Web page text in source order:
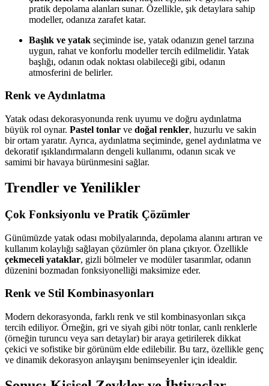
pratik depolama alanları sunar. Özellikle, şık detaylara sahip
modeller, odanıza zarafet katar.
Başlık ve yatak seçiminde ise, yatak odanızın genel tarzına
uygun, rahat ve konforlu modeller tercih edilmelidir. Yatak
başlığı, odanın odak noktası olabileceği gibi, odanın
atmosferini de belirler.
Renk ve Aydınlatma
Yatak odası dekorasyonunda renk uyumu ve doğru aydınlatma
büyük rol oynar. Pastel tonlar ve doğal renkler, huzurlu ve sakin
bir ortam yaratır. Ayrıca, aydınlatma seçiminde, genel aydınlatma ve
dekoratif ışıklandırmaların dengeli kullanımı, odanın sıcak ve
samimi bir havaya bürünmesini sağlar.
Trendler ve Yenilikler
Çok Fonksiyonlu ve Pratik Çözümler
Günümüzde yatak odası mobilyalarında, depolama alanını artıran ve
kullanım kolaylığı sağlayan çözümler ön plana çıkıyor. Özellikle
çekmeceli yataklar, gizli bölmeler ve modüler tasarımlar, odanın
düzenini bozmadan fonksiyonelliği maksimize eder.
Renk ve Stil Kombinasyonları
Modern dekorasyonda, farklı renk ve stil kombinasyonları sıkça
tercih ediliyor. Örneğin, gri ve siyah gibi nötr tonlar, canlı renklerle
(örneğin turuncu veya sarı detaylar) bir araya getirilerek dikkat
çekici ve sofistike bir görünüm elde edilebilir. Bu tarz, özellikle genç
ve dinamik dekorasyon anlayışını benimseyenler için idealdir.